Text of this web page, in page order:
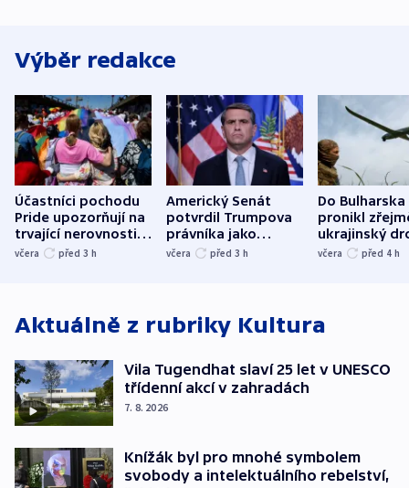
Výběr redakce
Účastníci pochodu
Pride upozorňují na
trvající nerovnosti i
společenskou
včera před 3 h
Americký Senát
potvrdil Trumpova
právníka jako
ministra
včera před 3 h
Do Bulharska
pronikl
ukrajinský
explodoval
včera před 4 h
Aktuálně z rubriky Kultura
Vila Tugendhat slaví 25 let v UNESCO
třídenní akcí v zahradách
7. 8. 2026
Knížák byl pro mnohé symbolem
svobody a intelektuálního rebelství,